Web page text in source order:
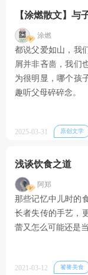
【涂燃散文】与
涂燃
都说父爱如山，我
屑并非吝啬，我们
为很明显，哪个孩
趣听父母碎碎念。
2025-03-31 原创文学
浅谈饮食之道
阿郑
那些记忆中儿时的
长者失传的手艺，
蕾又怎么可能还是
2021-03-12 饕餮美食